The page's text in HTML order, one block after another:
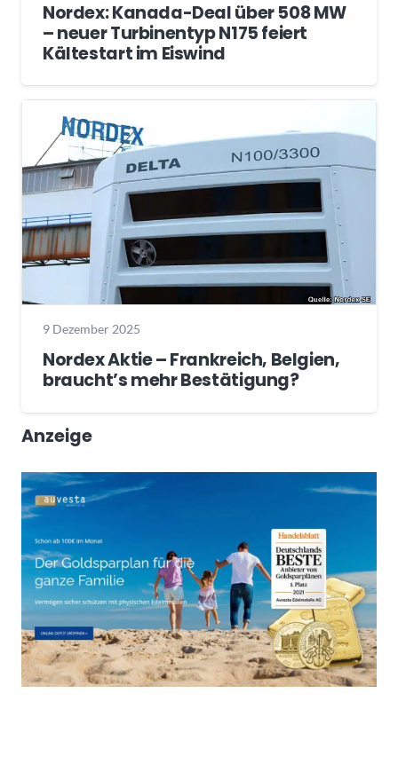
Nordex: Kanada-Deal über 508 MW
– neuer Turbinentyp N175 feiert
Kältestart im Eiswind
9 Dezember 2025
Nordex Aktie – Frankreich, Belgien,
braucht’s mehr Bestätigung?
Anzeige